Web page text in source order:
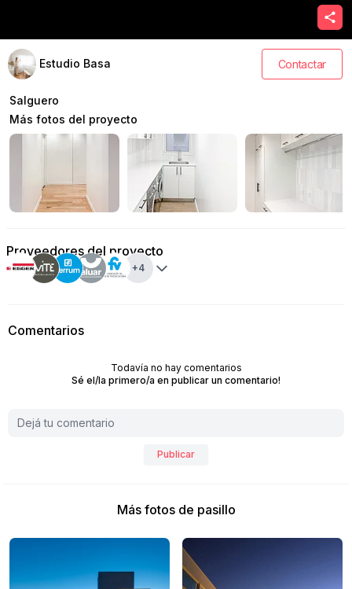
Estudio Basa Contactar
Salguero
Más fotos del proyecto
Proveedores del proyecto
+4
Comentarios
Todavía no hay comentarios
Sé el/la primero/a en publicar un comentario!
Publicar
Más fotos de pasillo